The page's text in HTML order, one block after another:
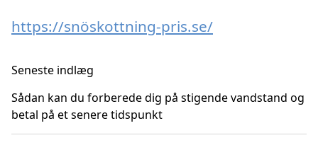
https://snöskottning-pris.se/
Seneste indlæg
Sådan kan du forberede dig på stigende vandstand og
betal på et senere tidspunkt